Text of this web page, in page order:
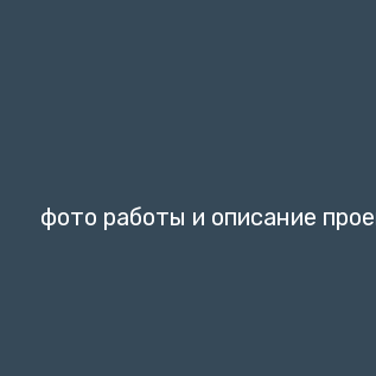
фото работы и описание